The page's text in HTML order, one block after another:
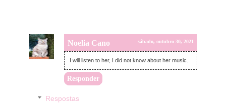
Noelia Cano sábado, outubro 30, 2021
I will listen to her, I did not know about her music.
Responder
Respostas